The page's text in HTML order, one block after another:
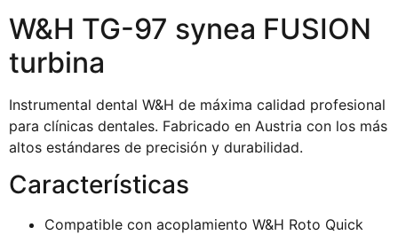
W&H TG-97 synea FUSION
turbina
Instrumental dental W&H de máxima calidad profesional
para clínicas dentales. Fabricado en Austria con los más
altos estándares de precisión y durabilidad.
Características
Compatible con acoplamiento W&H Roto Quick